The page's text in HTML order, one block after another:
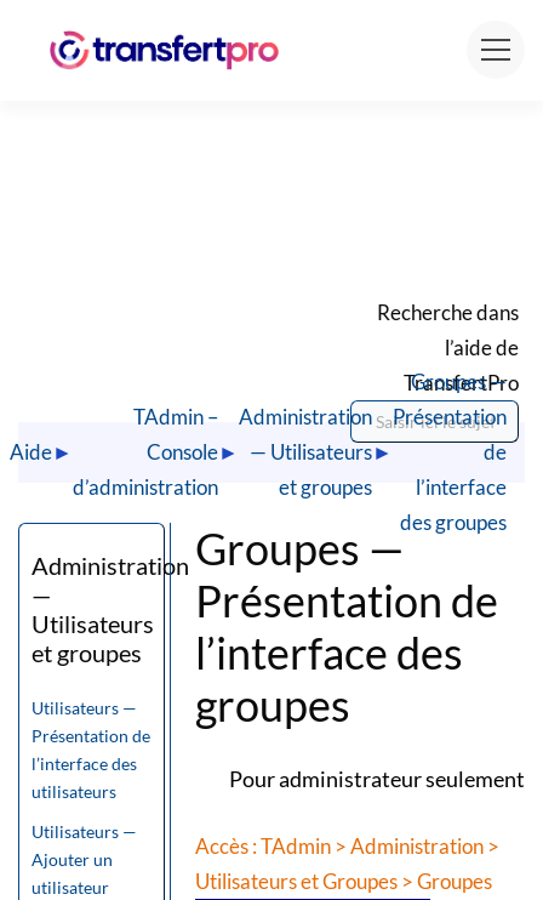
Recherche dans
l’aide de
TransfertPro
Aide►
TAdmin –
Console
d’administration
►
Administration
— Utilisateurs
et groupes
►
Groupes —
Présentation
de
l’interface
des groupes
Administration
—
Utilisateurs
et groupes
Utilisateurs —
Présentation de
l’interface des
utilisateurs
Utilisateurs —
Ajouter un
utilisateur
Groupes —
Présentation de
l’interface des
groupes
Pour administrateur seulement
Accès : TAdmin > Administration >
Utilisateurs et Groupes > Groupes